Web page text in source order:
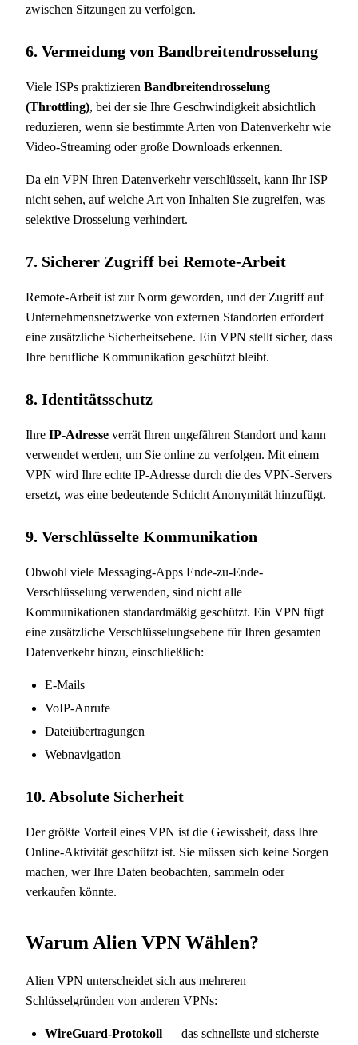
zwischen Sitzungen zu verfolgen.
6. Vermeidung von Bandbreitendrosselung
Viele ISPs praktizieren Bandbreitendrosselung
(Throttling), bei der sie Ihre Geschwindigkeit absichtlich
reduzieren, wenn sie bestimmte Arten von Datenverkehr wie
Video-Streaming oder große Downloads erkennen.
Da ein VPN Ihren Datenverkehr verschlüsselt, kann Ihr ISP
nicht sehen, auf welche Art von Inhalten Sie zugreifen, was
selektive Drosselung verhindert.
7. Sicherer Zugriff bei Remote-Arbeit
Remote-Arbeit ist zur Norm geworden, und der Zugriff auf
Unternehmensnetzwerke von externen Standorten erfordert
eine zusätzliche Sicherheitsebene. Ein VPN stellt sicher, dass
Ihre berufliche Kommunikation geschützt bleibt.
8. Identitätsschutz
Ihre IP-Adresse verrät Ihren ungefähren Standort und kann
verwendet werden, um Sie online zu verfolgen. Mit einem
VPN wird Ihre echte IP-Adresse durch die des VPN-Servers
ersetzt, was eine bedeutende Schicht Anonymität hinzufügt.
9. Verschlüsselte Kommunikation
Obwohl viele Messaging-Apps Ende-zu-Ende-
Verschlüsselung verwenden, sind nicht alle
Kommunikationen standardmäßig geschützt. Ein VPN fügt
eine zusätzliche Verschlüsselungsebene für Ihren gesamten
Datenverkehr hinzu, einschließlich:
E-Mails
VoIP-Anrufe
Dateiübertragungen
Webnavigation
10. Absolute Sicherheit
Der größte Vorteil eines VPN ist die Gewissheit, dass Ihre
Online-Aktivität geschützt ist. Sie müssen sich keine Sorgen
machen, wer Ihre Daten beobachten, sammeln oder
verkaufen könnte.
Warum Alien VPN Wählen?
Alien VPN unterscheidet sich aus mehreren
Schlüsselgründen von anderen VPNs:
WireGuard-Protokoll — das schnellste und sicherste